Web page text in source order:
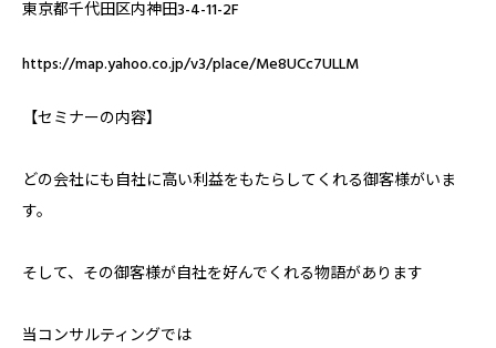
東京都千代田区内神田3-4-11-2F
https://map.yahoo.co.jp/v3/place/Me8UCc7ULLM
【セミナーの内容】
どの会社にも自社に高い利益をもたらしてくれる御客様がいま
す。
そして、その御客様が自社を好んでくれる物語があります
当コンサルティングでは